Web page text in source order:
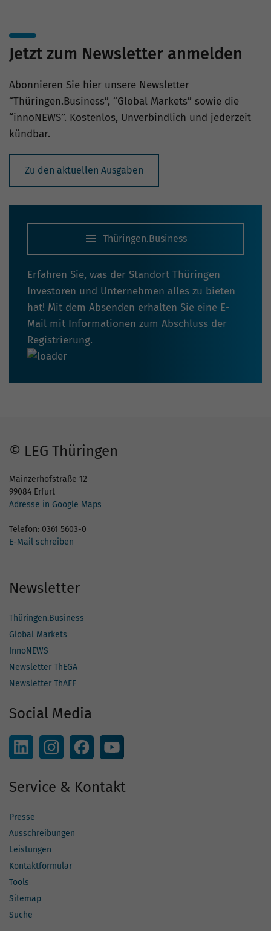
Jetzt zum Newsletter anmelden
Abonnieren Sie hier unsere Newsletter
“Thüringen.Business”, “Global Markets” sowie die
“innoNEWS”. Kostenlos, Unverbindlich und jederzeit
kündbar.
Zu den aktuellen Ausgaben
Thüringen.Business
Erfahren Sie, was der Standort Thüringen
Investoren und Unternehmen alles zu bieten
hat! Mit dem Absenden erhalten Sie eine E-
Mail mit Informationen zum Abschluss der
Registrierung.
© LEG Thüringen
Mainzerhofstraße 12
99084 Erfurt
Adresse in Google Maps
Telefon: 0361 5603-0
E-Mail schreiben
Newsletter
Thüringen.Business
Global Markets
InnoNEWS
Newsletter ThEGA
Newsletter ThAFF
Social Media
Service & Kontakt
Presse
Ausschreibungen
Leistungen
Kontaktformular
Tools
Sitemap
Suche